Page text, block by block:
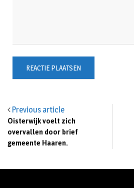
Previous article
Oisterwijk voelt zich
overvallen door brief
gemeente Haaren.